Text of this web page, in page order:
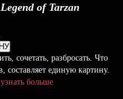
Legend of Tarzan
сочетать, разбросать. Что
единую картину.
узнать больше